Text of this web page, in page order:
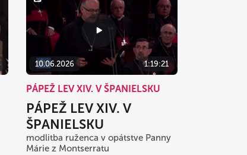
10.06.2026 1:19:21
PÁPEŽ LEV XIV. V ŠPANIELSKU
PÁPEŽ LEV XIV. V
ŠPANIELSKU
modlitba ruženca v opátstve Panny
Márie z Montserratu